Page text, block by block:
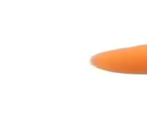
3M 1100 Kullan At Kulak Tıkacı, yüksek
Moldex 7700 Kulak Tıkacı:
Moldex 7700 kulak tıkacı, yüksek gürültü
3M Optime II Başbantlı
3M H520A-407-GQ Optime II kulaklık,